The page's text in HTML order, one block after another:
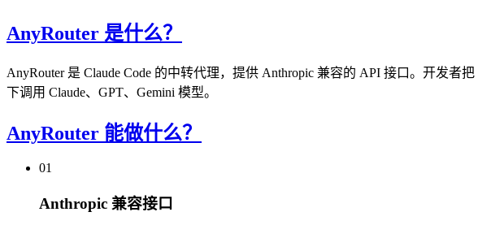
AnyRouter 是什么？
AnyRouter 是 Claude Code 的中转代理，提供 Anthropic 兼容的 API 接口。开发
下调用 Claude、GPT、Gemini 模型。
AnyRouter 能做什么？
01
Anthropic 兼容接口